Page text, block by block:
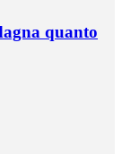
quanto